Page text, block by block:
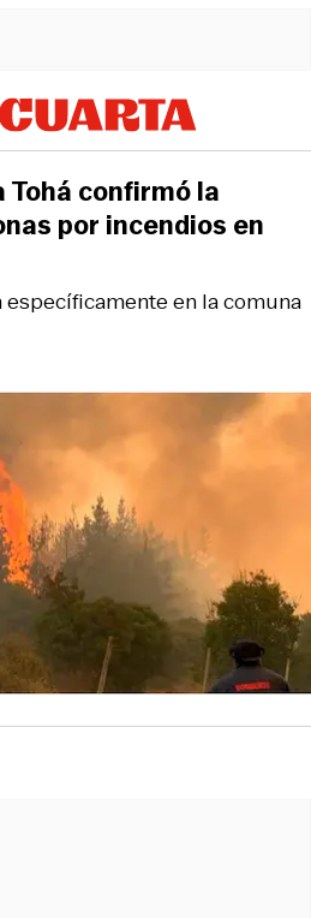
en la comuna
confirmó la
por incendios en